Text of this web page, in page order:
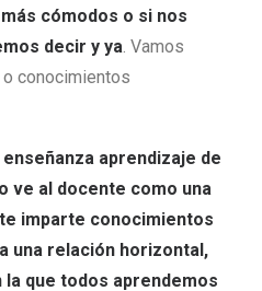
cómodos o si nos
decir y ya. Vamos
conocimientos
enseñanza aprendizaje de
ve al docente como una
imparte conocimientos
una relación horizontal,
la que todos aprendemos